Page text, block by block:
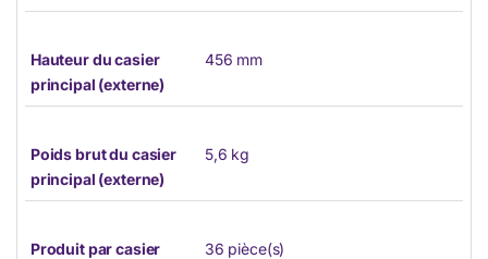
Hauteur du casier
principal (externe)
456 mm
Poids brut du casier
principal (externe)
5,6 kg
Produit par casier
36 pièce(s)